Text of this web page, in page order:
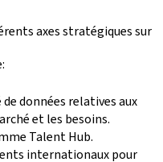
axes stratégiques sur
données relatives aux
et les besoins.
Talent Hub.
internationaux pour